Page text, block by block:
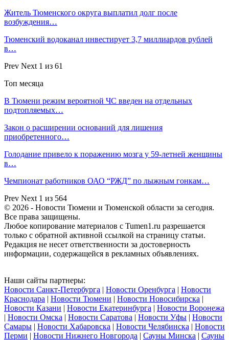
Житель Тюменского округа выплатил долг после
возбуждения…
Тюменский водоканал инвестирует 3,7 миллиардов рублей
в…
Prev Next 1 из 61
Топ месяца
В Тюмени режим вероятной ЧС введен на отдельных
подтопляемых…
Закон о расширении оснований для лишения
приобретенного…
Голодание привело к поражению мозга у 59-летней женщины
в…
Чемпионат работников ОАО “РЖД” по лыжным гонкам…
Prev Next 1 из 564
© 2026 - Новости Тюмени и Тюменской области за сегодня.
Все права защищены.
Любое копирование материалов с Tumen1.ru разрешается
только с обратной активной ссылкой на страницу статьи.
Редакция не несет ответственности за достоверность
информации, содержащейся в рекламных объявлениях.
Наши сайты партнеры:
Новости Санкт-Петербурга | Новости Оренбурга | Новости
Краснодара | Новости Тюмени | Новости Новосибирска |
Новости Казани | Новости Екатеринбурга | Новости Воронежа
| Новости Омска | Новости Саратова | Новости Уфы | Новости
Самары | Новости Хабаровска | Новости Челябинска | Новости
Перми | Новости Нижнего Новгорода | Сауны Минска | Сауны